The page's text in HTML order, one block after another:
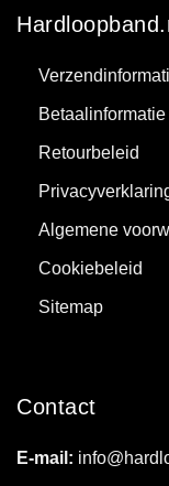
Betaalinformatie
Retourbeleid
Algemene
Cookiebeleid
Sitemap
Contact
E-mail: